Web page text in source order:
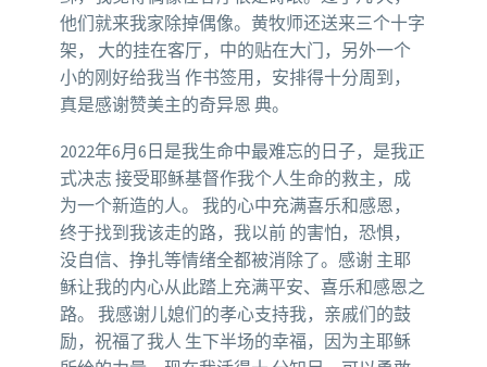
他们就来我家除掉偶像。黄牧师还送来三个十字
架， 大的挂在客厅，中的贴在大门，另外一个
小的刚好给我当 作书签用，安排得十分周到，
真是感谢赞美主的奇异恩 典。
2022年6月6日是我生命中最难忘的日子，是我正
式决志 接受耶稣基督作我个人生命的救主，成
为一个新造的人。 我的心中充满喜乐和感恩，
终于找到我该走的路，我以前 的害怕，恐惧，
没自信、挣扎等情绪全都被消除了。感谢 主耶
稣让我的内心从此踏上充满平安、喜乐和感恩之
路。 我感谢儿媳们的孝心支持我，亲戚们的鼓
励，祝福了我人 生下半场的幸福，因为主耶稣